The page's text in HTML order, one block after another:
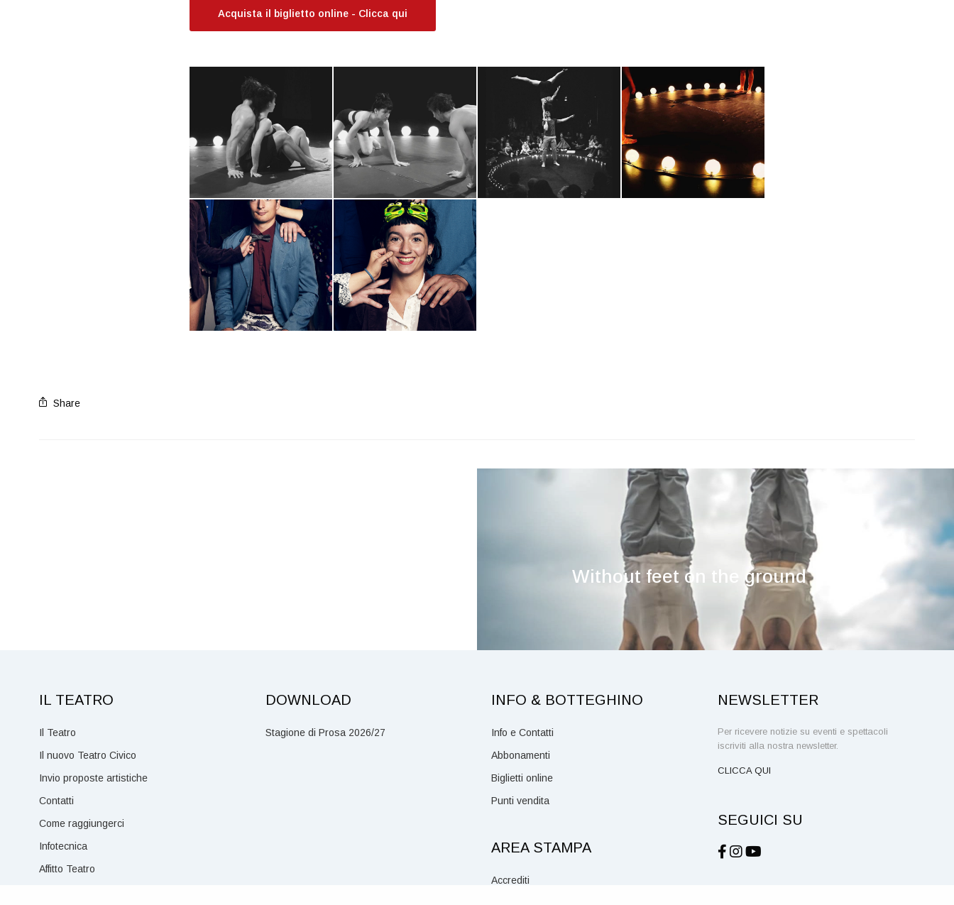
Acquista il biglietto online - Clicca qui
Share
Without feet on the ground
IL TEATRO
Il Teatro
Il nuovo Teatro Civico
Invio proposte artistiche
Contatti
Come raggiungerci
Infotecnica
Affitto Teatro
DOWNLOAD
Stagione di Prosa 2026/27
INFO & BOTTEGHINO
Info e Contatti
Abbonamenti
Biglietti online
Punti vendita
AREA STAMPA
Accrediti
NEWSLETTER
Per ricevere notizie su eventi e spettacoli
iscriviti alla nostra newsletter.
CLICCA QUI
SEGUICI SU